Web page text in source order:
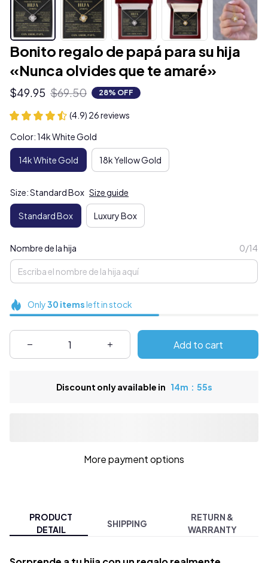
Bonito regalo de papá para su hija
«Nunca olvides que te amaré»
$49.95 $69.50 28% OFF
(4.9) 26 reviews
Color: 14k White Gold
14k White Gold 18k Yellow Gold
Size: Standard Box Size guide
Standard Box Luxury Box
Nombre de la hija 0/14
Only30 itemsleft in stock
Add to cart
Discount only available in 14m : 55s
More payment options
PRODUCT
DETAIL
SHIPPING
RETURN &
WARRANTY